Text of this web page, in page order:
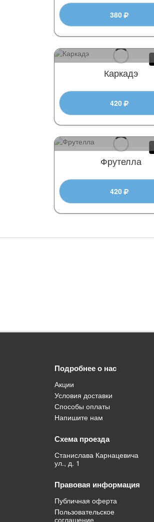
380
Каркадэ
420
Фрутелла
420
Подробнее о нас
Акции
Условия доставки
Способы оплаты
Напишите нам
Схема проезда
Станислава Карнацевича
ул., д. 1
Правовая информация
Публичная оферта
Пользовательское
соглашение